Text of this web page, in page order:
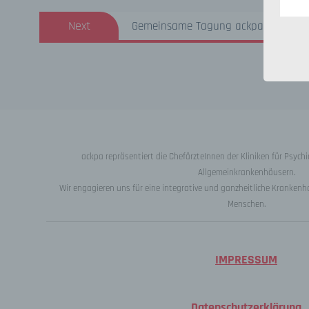
Next
post:
Gemeinsame Tagung ackpa und BDK
ackpa repräsentiert die ChefärzteInnen der Kliniken für
Allgemeinkrankenhäusern.
Wir engagieren uns für eine integrative und ganzheitliche
Menschen.
IMPRESSUM
–
–
–
–